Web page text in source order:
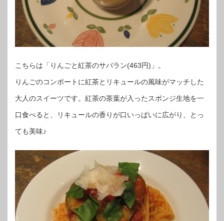
こちらは「りんごと紅茶のサバラン(463円)」。
りんごのコンポートに紅茶とリキュールの風味がマッチした
大人のスイーツです。紅茶の茶葉が入ったスポンジ生地を一
口食べると、リキュールの香りが口いっぱいに広がり、とっ
ても美味♪